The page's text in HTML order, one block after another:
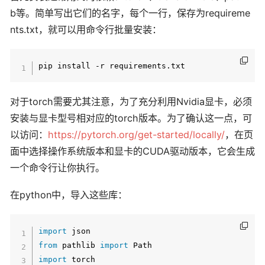
b等。简单写出它们的名字，每个一行，保存为requireme
nts.txt，就可以用命令行批量安装：
对于torch需要尤其注意，为了充分利用Nvidia显卡，必须
安装与显卡型号相对应的torch版本。为了确认这一点，可
以访问： https://pytorch.org/get-started/locally/，在页
面中选择操作系统版本和显卡的CUDA驱动版本，它会生成
一个命令行让你执行。
在python中，导入这些库：
import
from pathlib import
import